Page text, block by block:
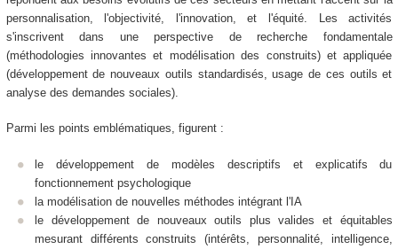
personnalisation, l'objectivité, l'innovation, et l'équité. Les activités
s'inscrivent dans une perspective de recherche fondamentale
(méthodologies innovantes et modélisation des construits) et appliquée
(développement de nouveaux outils standardisés, usage de ces outils et
analyse des demandes sociales).
Parmi les points emblématiques, figurent :
le développement de modèles descriptifs et explicatifs du
fonctionnement psychologique
la modélisation de nouvelles méthodes intégrant l'IA
le développement de nouveaux outils plus valides et équitables
mesurant différents construits (intérêts, personnalité, intelligence,